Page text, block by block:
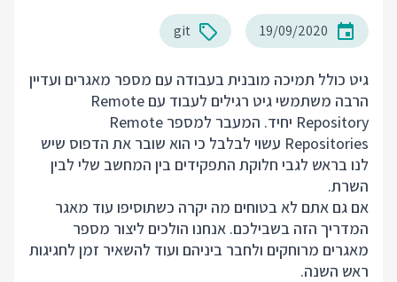
19/09/2020
git
גיט כולל תמיכה מובנית בעבודה עם מספר מאגרים ועדיין
הרבה משתמשי גיט רגילים לעבוד עם Remote
Repository יחיד. המעבר למספר Remote
Repositories עשוי לבלבל כי הוא שובר את הדפוס שיש
לנו בראש לגבי חלוקת התפקידים בין המחשב שלי לבין
השרת.
אם גם אתם לא בטוחים מה יקרה כשתוסיפו עוד מאגר
המדריך הזה בשבילכם. אנחנו הולכים ליצור מספר
מאגרים מרוחקים ולחבר ביניהם ועוד להשאיר זמן לחגיגות
ראש השנה.